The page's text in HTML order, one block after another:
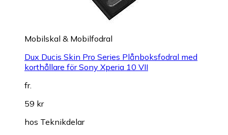
Mobilskal & Mobilfodral
Dux Ducis Skin Pro Series Plånboksfodral med
korthållare för Sony Xperia 10 VII
fr.
59 kr
hos Teknikdelar